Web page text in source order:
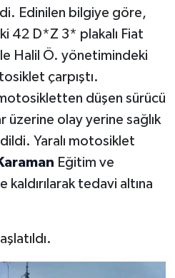
Edinilen bilgiye göre,
42 D*Z 3* plakalı Fiat
Halil Ö. yönetimindeki
çarpıştı.
düşen sürücü
üzerine olay yerine sağlık
Yaralı motosiklet
Eğitim ve
tedavi altına